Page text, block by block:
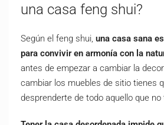
una casa feng shui?
Según el feng shui, una casa sana
para convivir en armonía con la
antes de empezar a cambiar la
cambiar los muebles de sitio tienes
desprenderte de todo aquello que